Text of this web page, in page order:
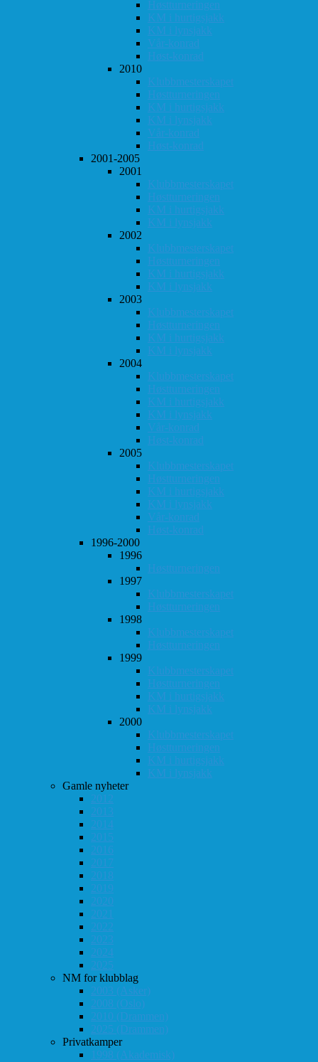
Høstturneringen
KM i hurtigsjakk
KM i lynsjakk
Vår-konrad
Høst-konrad
2010
Klubbmesterskapet
Høstturneringen
KM i hurtigsjakk
KM i lynsjakk
Vår-konrad
Høst-konrad
2001-2005
2001
Klubbmesterskapet
Høstturneringen
KM i hurtigsjakk
KM i lynsjakk
2002
Klubbmesterskapet
Høstturneringen
KM i hurtigsjakk
KM i lynsjakk
2003
Klubbmesterskapet
Høstturneringen
KM i hurtigsjakk
KM i lynsjakk
2004
Klubbmesterskapet
Høstturneringen
KM i hurtigsjakk
KM i lynsjakk
Vår-konrad
Høst-konrad
2005
Klubbmesterskapet
Høstturneringen
KM i hurtigsjakk
KM i lynsjakk
Vår-konrad
Høst-konrad
1996-2000
1996
Høstturneringen
1997
Klubbmesterskapet
Høstturneringen
1998
Klubbmesterskapet
Høstturneringen
1999
Klubbmesterskapet
Høstturneringen
KM i hurtigsjakk
KM i lynsjakk
2000
Klubbmesterskapet
Høstturneringen
KM i hurtigsjakk
KM i lynsjakk
Gamle nyheter
2012
2013
2014
2015
2016
2017
2018
2019
2020
2021
2022
2023
2024
2025
NM for klubblag
2003 (Asker)
2008 (Oslo)
2010 (Drammen)
2025 (Drammen)
Privatkamper
1998 (Akademisk)